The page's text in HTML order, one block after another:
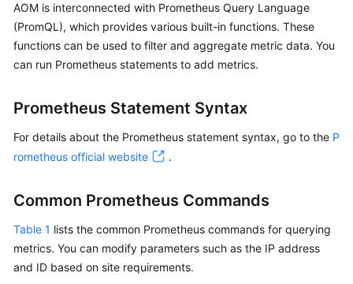
Overview
Billing
User
Guide
Practices
API
AOM is interconnected with Prometheus Query Language
(PromQL), which provides various built-in functions. These
functions can be used to filter and aggregate metric data. You
can run Prometheus statements to add metrics.
Prometheus Statement Syntax
For details about the Prometheus statement syntax, go to the P
rometheus official website
.
Common Prometheus Commands
Table 1 lists the common Prometheus commands for querying
metrics. You can modify parameters such as the IP address
and ID based on site requirements.